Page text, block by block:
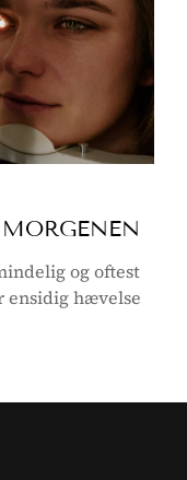
og oftest
ensidig hævelse